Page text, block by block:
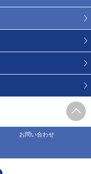
お問い合わせ